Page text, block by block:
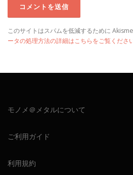
このサイトはスパムを低減するために
ータの処理方法の詳細はこちらをご覧くださ
モノメ＠メタルについて
ご利用ガイド
利用規約